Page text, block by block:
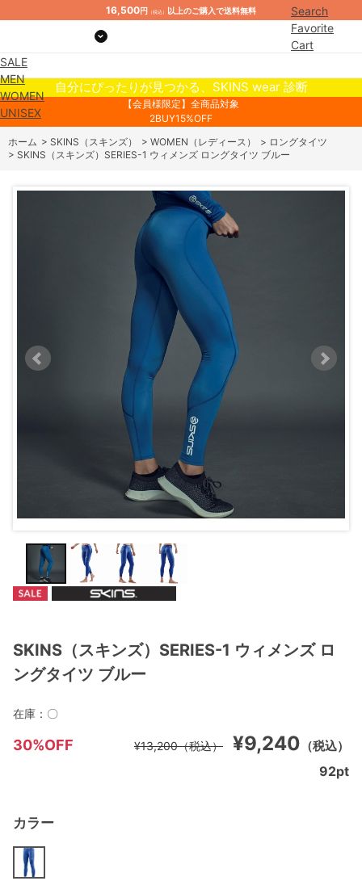
16,500円 （税込） 以上のご購入で送料無料
Search
Favorite
Cart
SALE
MEN
WOMEN
UNISEX
自分にぴったりが見つかる、SKINS wear 診断
【会員様限定】全商品対象
2BUY15%OFF
ホーム > SKINS（スキンズ） > WOMEN（レディース） > ロングタイツ
> SKINS（スキンズ）SERIES-1 ウィメンズ ロングタイツ ブルー
SKINS（スキンズ）SERIES-1 ウィメンズ ロ
ングタイツ ブルー
30%OFF ¥9,240 （税込）
¥13,200（税込）
カラー
在庫： 〇
92pt